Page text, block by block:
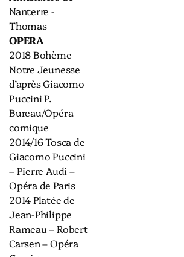
Nanterre -
Thomas
OPERA
2018 Bohème
Notre Jeunesse
d’après Giacomo
Puccini P.
Bureau/Opéra
comique
2014/16 Tosca de
Giacomo Puccini
– Pierre Audi –
Opéra de Paris
2014 Platée de
Jean-Philippe
Rameau – Robert
Carsen – Opéra